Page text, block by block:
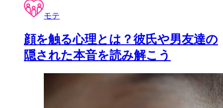
モテ
顔を触る心理とは？彼氏や男友達の
隠された本音を読み解こう